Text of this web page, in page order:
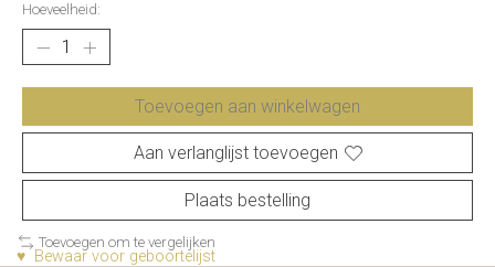
Hoeveelheid:
Toevoegen aan winkelwagen
Aan verlanglijst toevoegen
Plaats bestelling
Toevoegen om te vergelijken
♥ Bewaar voor geboortelijst